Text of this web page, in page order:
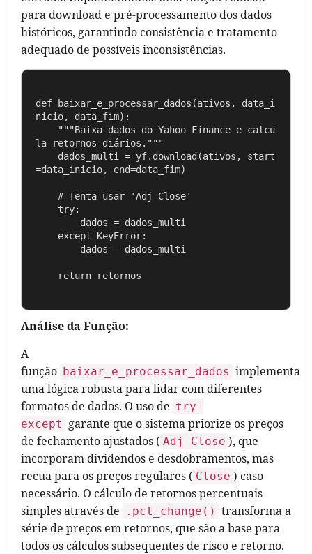
para download e pré-processamento dos dados
históricos, garantindo consistência e tratamento
adequado de possíveis inconsistências.
def baixar_e_processar_dados(ativos, data_i
nicio, data_fim):
la retornos diários."""
=data_inicio, end=data_fim)
Análise da Função:
A
função baixar_e_processar_dados implementa
uma lógica robusta para lidar com diferentes
formatos de dados. O uso de try-
except garante que o sistema priorize os preços
de fechamento ajustados ( Adj Close ), que
incorporam dividendos e desdobramentos, mas
recua para os preços regulares ( Close ) caso
necessário. O cálculo de retornos percentuais
simples através de
.pct_change() transforma a
série de preços em retornos, que são a base para
todos os cálculos subsequentes de risco e retorno.